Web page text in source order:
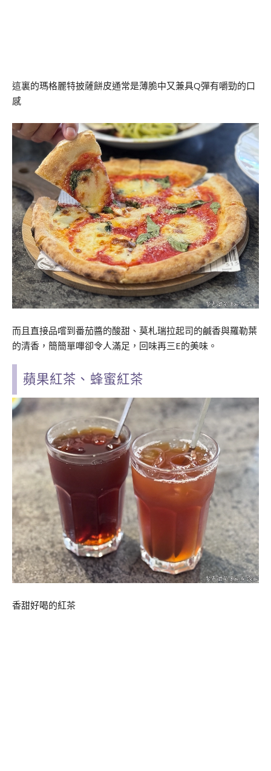
這裏的瑪格麗特披薩餅皮通常是薄脆中又兼具Q彈有嚼勁的口
感
而且直接品嚐到番茄醬的酸甜、莫札瑞拉起司的鹹香與羅勒葉
的清香，簡簡單嗶卻令人滿足，回味再三E的美味。
蘋果紅茶、蜂蜜紅茶
香甜好喝的紅茶